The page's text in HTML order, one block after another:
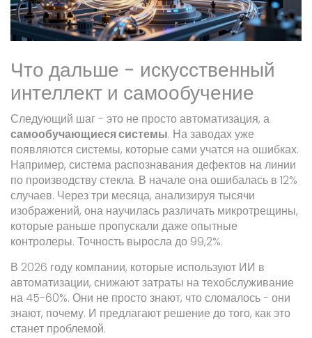
Что дальше - искусственный
интеллект и самообучение
Следующий шаг - это не просто автоматизация, а
самообучающиеся системы. На заводах уже
появляются системы, которые сами учатся на ошибках.
Например, система распознавания дефектов на линии
по производству стекла. В начале она ошибалась в 12%
случаев. Через три месяца, анализируя тысячи
изображений, она научилась различать микротрещины,
которые раньше пропускали даже опытные
контролеры. Точность выросла до 99,2%.
В 2026 году компании, которые используют ИИ в
автоматизации, снижают затраты на техобслуживание
на 45-60%. Они не просто знают, что сломалось - они
знают, почему. И предлагают решение до того, как это
станет проблемой.